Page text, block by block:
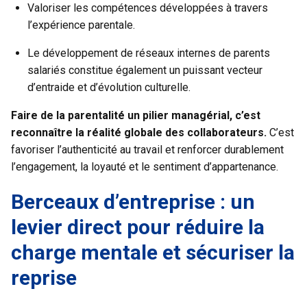
Valoriser les compétences développées à travers
l’expérience parentale.
Le développement de réseaux internes de parents
salariés constitue également un puissant vecteur
d’entraide et d’évolution culturelle.
Faire de la parentalité un pilier managérial, c’est
reconnaître la réalité globale des collaborateurs. C’est
favoriser l’authenticité au travail et renforcer durablement
l’engagement, la loyauté et le sentiment d’appartenance.
Berceaux d’entreprise : un
levier direct pour réduire la
charge mentale et sécuriser la
reprise